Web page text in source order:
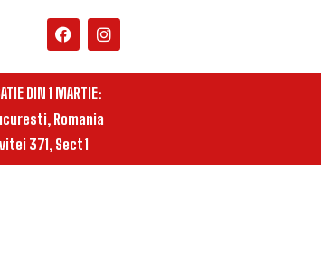
DIN 1 MARTIE:
Romania
371, Sect 1